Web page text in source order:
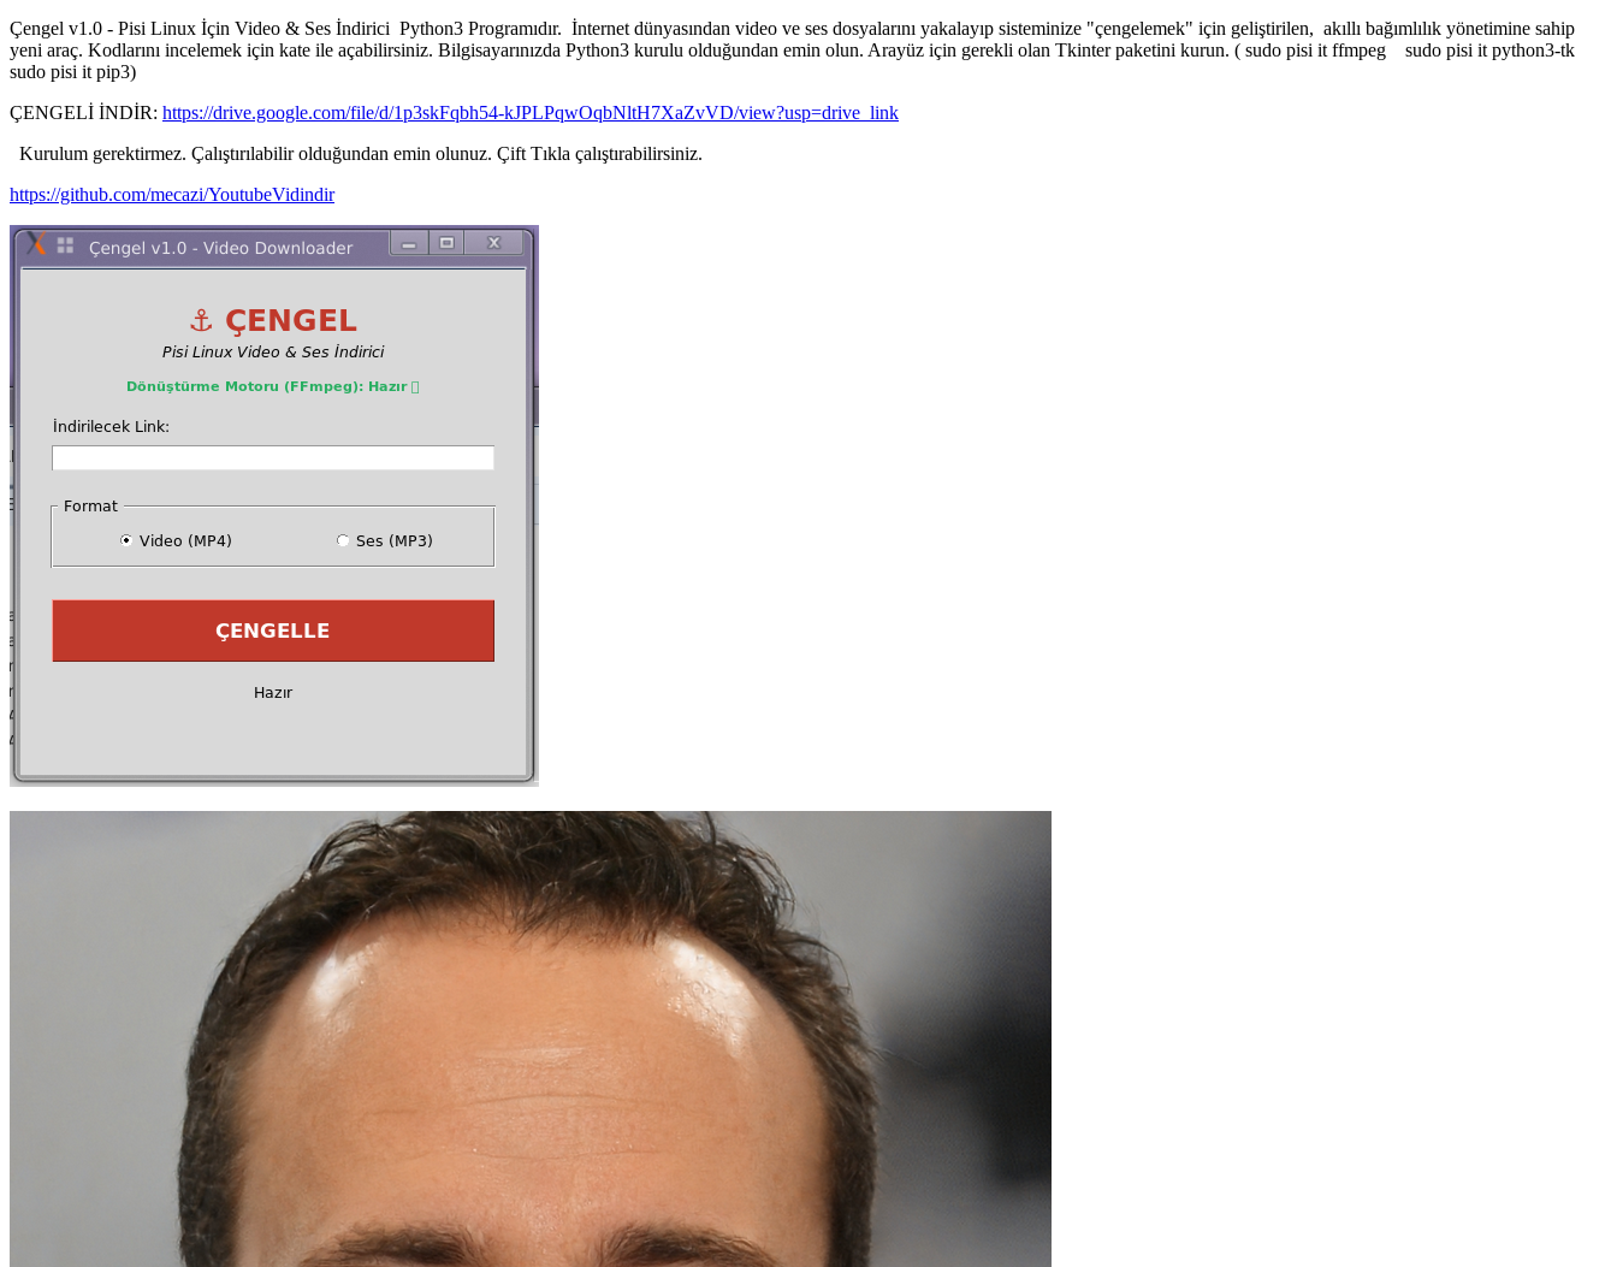
Çengel v1.0 - Pisi Linux İçin Video & Ses İndirici Python3 Programıdır. İnternet dünyasından video ve ses dosyalarını yakalayıp sisteminize "çengelemek" için geliştirilen, akıllı bağımlılık yönetimine sahip
yeni araç. Kodlarını incelemek için kate ile açabilirsiniz. Bilgisayarınızda Python3 kurulu olduğundan emin olun. Arayüz için gerekli olan Tkinter paketini kurun. ( sudo pisi it ffmpeg sudo pisi it python3-tk
sudo pisi it pip3)
ÇENGELİ İNDİR: https://drive.google.com/file/d/1p3skFqbh54-kJPLPqwOqbNltH7XaZvVD/view?usp=drive_link
Kurulum gerektirmez. Çalıştırılabilir olduğundan emin olunuz. Çift Tıkla çalıştırabilirsiniz.
https://github.com/mecazi/YoutubeVidindir